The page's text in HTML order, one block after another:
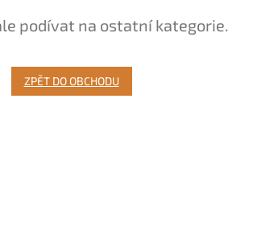
podívat na ostatní kategorie.
ZPĚT DO OBCHODU